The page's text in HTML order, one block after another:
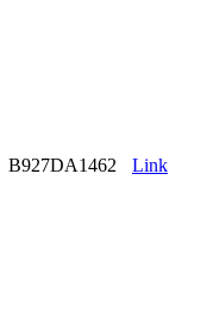
B927DA1462 Link